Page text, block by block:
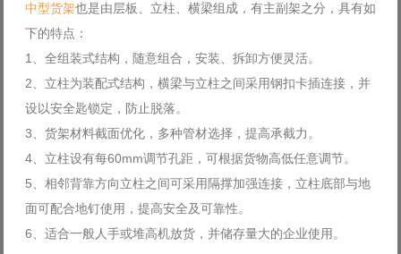
中型货架也是由层板、立柱、横梁组成，有主副架之分，具有如
下的特点：
1、全组装式结构，随意组合，安装、拆卸方便灵活。
2、立柱为装配式结构，横梁与立柱之间采用钢扣卡插连接，并
设以安全匙锁定，防止脱落。
3、货架材料截面优化，多种管材选择，提高承截力。
4、立柱设有每60mm调节孔距，可根据货物高低任意调节。
5、相邻背靠方向立柱之间可采用隔撑加强连接，立柱底部与地
面可配合地钉使用，提高安全及可靠性。
6、适合一般人手或堆高机放货，并储存量大的企业使用。